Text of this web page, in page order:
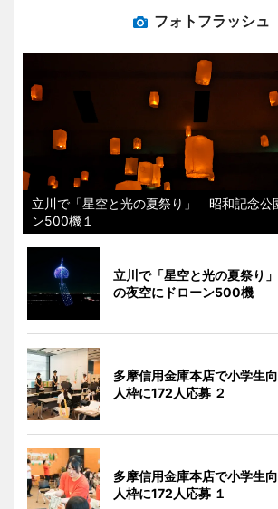
フォトフラッシュ
立川で「星空と光の夏祭り」 昭和記念公
ン500機１
立川で「星空と光の夏祭り
の夜空にドローン500機
多摩信用金庫本店で小学生
人枠に172人応募 ２
多摩信用金庫本店で小学生
人枠に172人応募 １